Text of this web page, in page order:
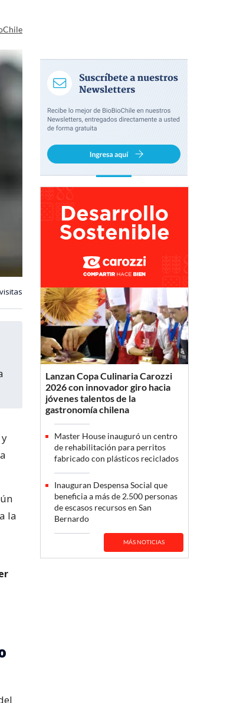
visitas
la
Lanzan Copa Culinaria Carozzi
2026 con innovador giro hacia
jóvenes talentos de la
gastronomía chilena
Master House inauguró un centro
de rehabilitación para perritos
fabricado con plásticos reciclados
Inauguran Despensa Social que
beneficia a más de 2.500 personas
de escasos recursos en San
Bernardo
MÁS NOTICIAS